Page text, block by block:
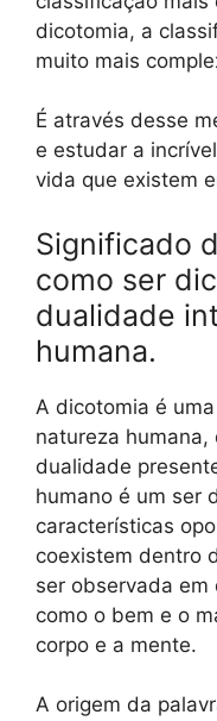
dicotomia, a
muito mais
É através desse
e estudar a
vida que existem
Significado
como ser
dualidade
humana.
A dicotomia é
natureza
dualidade
humano é um ser
características
coexistem dentro
ser observada
como o bem e o
corpo e a mente.
A origem da